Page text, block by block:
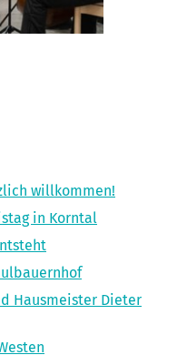
willkommen!
in Korntal
Hausmeister Dieter